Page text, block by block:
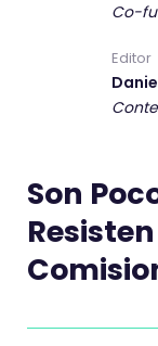
Co-
Editor
Son